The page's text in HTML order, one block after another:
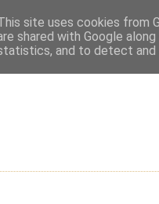
site uses cookies from
shared with Google
and to detect and